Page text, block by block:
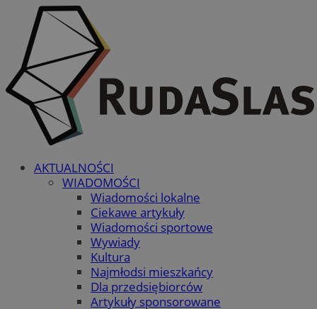
AKTUALNOŚCI
WIADOMOŚCI
Wiadomości lokalne
Ciekawe artykuły
Wiadomości sportowe
Wywiady
Kultura
Najmłodsi mieszkańcy
Dla przedsiębiorców
Artykuły sponsorowane